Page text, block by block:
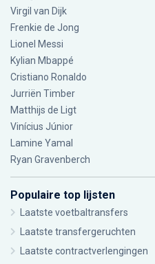
Virgil van Dijk
Frenkie de Jong
Lionel Messi
Kylian Mbappé
Cristiano Ronaldo
Jurriën Timber
Matthijs de Ligt
Vinícius Júnior
Lamine Yamal
Ryan Gravenberch
Populaire top lijsten
Laatste voetbaltransfers
Laatste transfergeruchten
Laatste contractverlengingen